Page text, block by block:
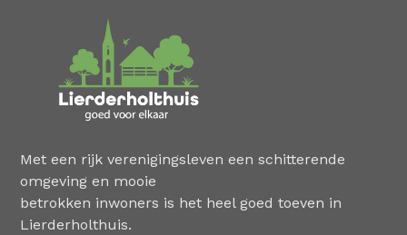
Met een rijk verenigingsleven een schitterende
omgeving en mooie
betrokken inwoners is het heel goed toeven in
Lierderholthuis.